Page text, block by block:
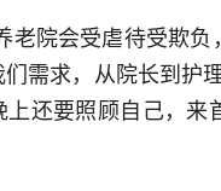
老院会受虐待受欺
需求，从院长到护
还要照顾自己，